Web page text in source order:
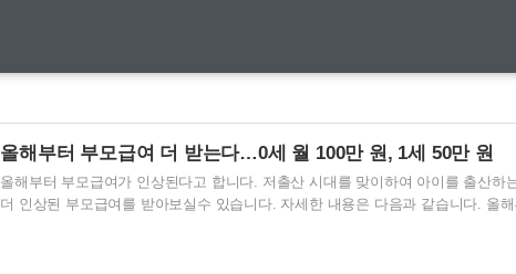
올해부터 부모급여 더 받는다…0세 월 100만 원, 1세 50만 원
올해부터 부모급여가 인상된다고 합니다. 저출산 시대를 맞이하여 아이를 출산하
더 인상된 부모급여를 받아보실수 있습니다. 자세한 내용은 다음과 같습니다. 올